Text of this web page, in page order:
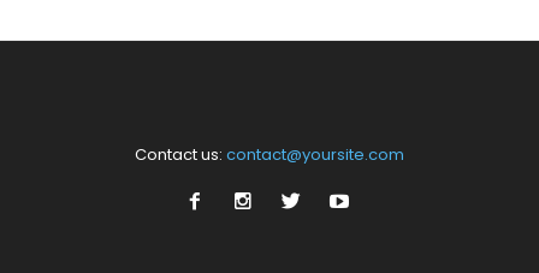
Contact us: contact@yoursite.com